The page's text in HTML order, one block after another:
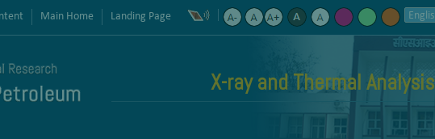
Main Home Landing Page
X-ray and Thermal Analysis